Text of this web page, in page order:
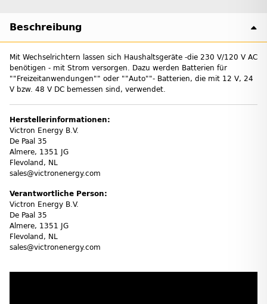
Beschreibung
Mit Wechselrichtern lassen sich Haushaltsgeräte -die 230 V/120 V AC
benötigen - mit Strom versorgen. Dazu werden Batterien für
""Freizeitanwendungen"" oder ""Auto""- Batterien, die mit 12 V, 24
V bzw. 48 V DC bemessen sind, verwendet.
Herstellerinformationen:
Victron Energy B.V.
De Paal 35
Almere, 1351 JG
Flevoland, NL
sales@victronenergy.com
Verantwortliche Person:
Victron Energy B.V.
De Paal 35
Almere, 1351 JG
Flevoland, NL
sales@victronenergy.com